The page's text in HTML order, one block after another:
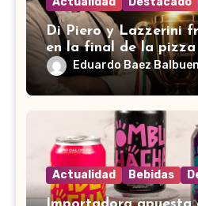
Di Piero y Lazzerini
en la final de la pizza
Eduardo Baez
Actualidad Bebidas